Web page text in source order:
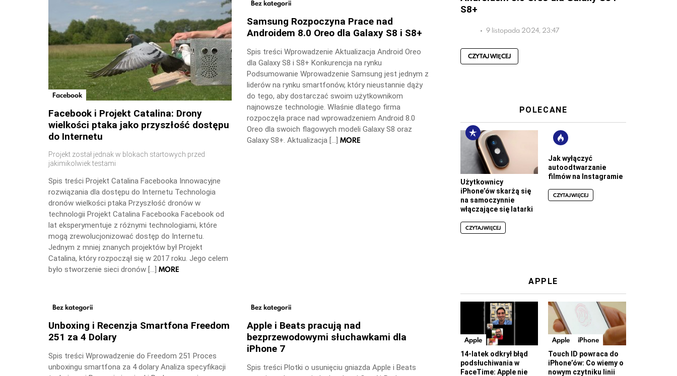
Facebook
Facebook i Projekt Catalina: Drony
wielkości ptaka jako przyszłość dostępu
do Internetu
Projekt został jednak w blokach startowych przed
jakimikolwiek testami
Spis treści Projekt Catalina Facebooka Innowacyjne
rozwiązania dla dostępu do Internetu Technologia
dronów wielkości ptaka Przyszłość dronów w
technologii Projekt Catalina Facebooka Facebook od
lat eksperymentuje z różnymi technologiami, które
mogą zrewolucjonizować dostęp do Internetu.
Jednym z mniej znanych projektów był Projekt
Catalina, który rozpoczął się w 2017 roku. Jego celem
było stworzenie sieci dronów […] MORE
Bez kategorii
Samsung Rozpoczyna Prace nad
Androidem 8.0 Oreo dla Galaxy S8 i S8+
Spis treści Wprowadzenie Aktualizacja Android Oreo
dla Galaxy S8 i S8+ Konkurencja na rynku
Podsumowanie Wprowadzenie Samsung jest jednym z
liderów na rynku smartfonów, który nieustannie dąży
do tego, aby dostarczać swoim użytkownikom
najnowsze technologie. Właśnie dlatego firma
rozpoczęła prace nad wprowadzeniem Android 8.0
Oreo dla swoich flagowych modeli Galaxy S8 oraz
Galaxy S8+. Aktualizacja […] MORE
Bez kategorii
Unboxing i Recenzja Smartfona Freedom
251 za 4 Dolary
Spis treści Wprowadzenie do Freedom 251 Proces
unboxingu smartfona za 4 dolary Analiza specyfikacji
Bez kategorii
Apple i Beats pracują nad
bezprzewodowymi słuchawkami dla
iPhone 7
Spis treści Plotki o usunięciu gniazda Apple i Beats
S8+
9 listopada 2024, 23:47
CZYTAJ WIĘCEJ
POLECANE
Użytkownicy
iPhone’ów skarżą się
na samoczynnie
włączające się latarki
CZYTAJ WIĘCEJ
Jak wyłączyć
autoodtwarzanie
filmów na Instagramie
CZYTAJ WIĘCEJ
APPLE
Apple
14-latek odkrył błąd
podsłuchiwania w
FaceTime: Apple nie
Apple iPhone
Touch ID powraca do
iPhone’ów: Co wiemy o
nowym czytniku linii